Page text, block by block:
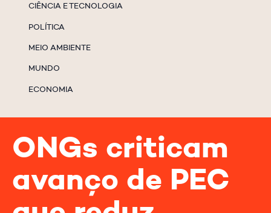
CIÊNCIA E TECNOLOGIA
POLÍTICA
MEIO AMBIENTE
MUNDO
ECONOMIA
ONGs criticam
avanço de PEC